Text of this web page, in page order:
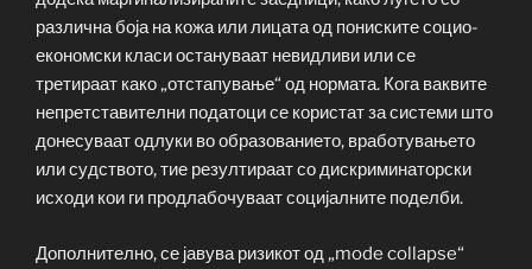
различна боја на кожа или лицата од пониските социо-
економски класи остануваат невидливи или се
третираат како „отстапување“ од нормата. Кога ваквите
непретставителни податоци се користат за системи што
донесуваат одлуки во образованието, вработувањето
или судството, тие резултираат со дискриминаторски
исходи кои ги продлабочуваат социјалните поделби.
Дополнително, се јавува ризикот од „mode collapse“